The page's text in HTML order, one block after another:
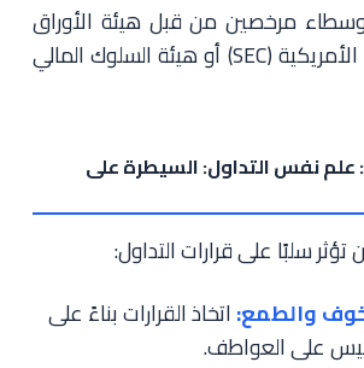
مرخصين من قبل هيئة الأوراق
المالية والبورصات الأمريكية (SEC) أو هيئة السلوك المالي
علم نفس التداول: السيطرة على
سلبًا على قرارات التداول:
والطمع: اتخاذ القرارات بناءً على
على العواطف.